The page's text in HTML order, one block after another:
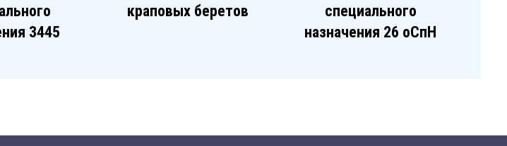
3445
краповых беретов
специального
назначения 26 оСпН